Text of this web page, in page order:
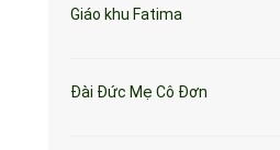
Giáo khu Fatima
Đài Đức Mẹ Cô Đơn